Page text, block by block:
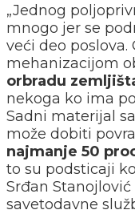
„Jednog
mnogo jer se
veći deo poslova.
mehanizacijom
orbradu
nekoga ko ima
Sadni materijal
može dobiti
najmanje 50
to su podsticaji
Srđan
savetodavne